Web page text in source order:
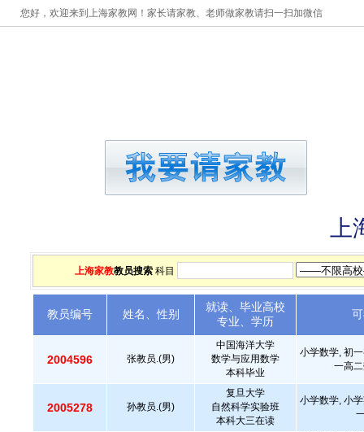
您好，欢迎来到上海家教网！家长请家教、老师做家教请扫一扫加微信
上海家教教员搜索 科目
教员编号 姓名、性别
就读、毕业高校
专业、学历
2004596 张教员.(男)
中国海洋大学
数学与应用数学
本科毕业
小学数学, 初
一高
2005278 孙教员.(男)
复旦大学
自然科学实验班
本科大三在读
小学数学, 小